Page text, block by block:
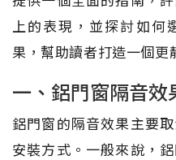
上的表現，並探討如何
果，幫助讀者打造一個更
一、鋁門窗隔音效
鋁門窗的隔音效果主要
安裝方式。一般來說，